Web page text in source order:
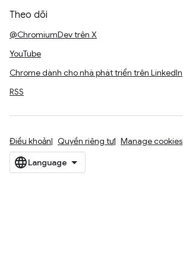
Theo dõi
@ChromiumDev trên X
YouTube
Chrome dành cho nhà phát triển trên LinkedIn
RSS
Điều khoản Quyền riêng tư Manage cookies